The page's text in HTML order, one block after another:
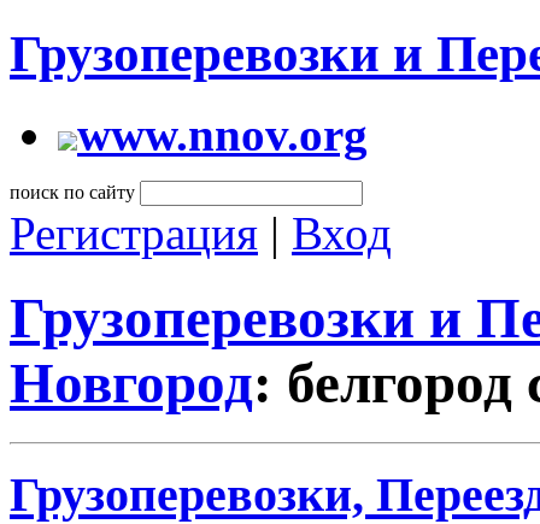
Грузоперевозки и
www.nnov.org
поиск по сайту
Регистрация | Вход
Грузоперевозки и
Новгород: белгород
Грузоперевозки,